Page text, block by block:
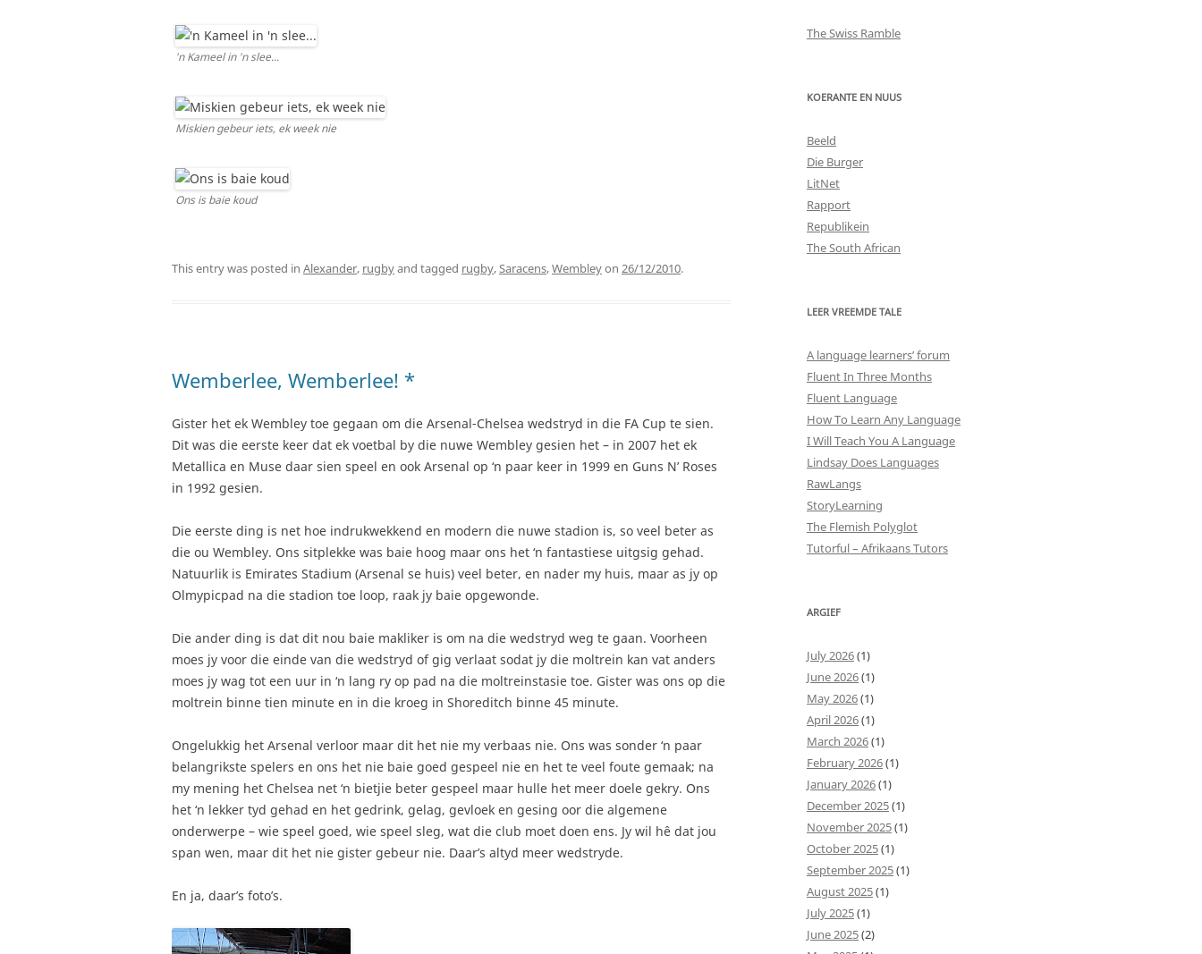
'n Kameel in 'n slee...
Miskien gebeur iets, ek week nie
Ons is baie koud
This entry was posted in Alexander, rugbyand tagged rugby,Saracens,Wembleyon 26/12/2010.
Wemberlee, Wemberlee! *
Gister het ek Wembley toe gegaan om die Arsenal-Chelsea wedstryd in die FA Cup te sien.
Dit was die eerste keer dat ek voetbal by die nuwe Wembley gesien het – in 2007 het ek
Metallica en Muse daar sien speel en ook Arsenal op ‘n paar keer in 1999 en Guns N’ Roses
in 1992 gesien.
Die eerste ding is net hoe indrukwekkend en modern die nuwe stadion is, so veel beter as
die ou Wembley. Ons sitplekke was baie hoog maar ons het ‘n fantastiese uitgsig gehad.
Natuurlik is Emirates Stadium (Arsenal se huis) veel beter, en nader my huis, maar as jy op
Olmypicpad na die stadion toe loop, raak jy baie opgewonde.
Die ander ding is dat dit nou baie makliker is om na die wedstryd weg te gaan. Voorheen
moes jy voor die einde van die wedstryd of gig verlaat sodat jy die moltrein kan vat anders
moes jy wag tot een uur in ‘n lang ry op pad na die moltreinstasie toe. Gister was ons op die
moltrein binne tien minute en in die kroeg in Shoreditch binne 45 minute.
Ongelukkig het Arsenal verloor maar dit het nie my verbaas nie. Ons was sonder ‘n paar
belangrikste spelers en ons het nie baie goed gespeel nie en het te veel foute gemaak; na
my mening het Chelsea net ‘n bietjie beter gespeel maar hulle het meer doele gekry. Ons
het ‘n lekker tyd gehad en het gedrink, gelag, gevloek en gesing oor die algemene
onderwerpe – wie speel goed, wie speel sleg, wat die club moet doen ens. Jy wil hê dat jou
span wen, maar dit het nie gister gebeur nie. Daar’s altyd meer wedstryde.
En ja, daar’s foto’s.
The Swiss Ramble
KOERANTE EN NUUS
Beeld
Die Burger
LitNet
Rapport
Republikein
The South African
LEER VREEMDE TALE
A language learners’ forum
Fluent In Three Months
Fluent Language
How To Learn Any Language
I Will Teach You A Language
Lindsay Does Languages
RawLangs
StoryLearning
The Flemish Polyglot
Tutorful – Afrikaans Tutors
ARGIEF
July 2026(1)
June 2026(1)
May 2026(1)
April 2026(1)
March 2026(1)
February 2026(1)
January 2026(1)
December 2025(1)
November 2025(1)
October 2025(1)
September 2025(1)
August 2025(1)
July 2025(1)
June 2025(2)